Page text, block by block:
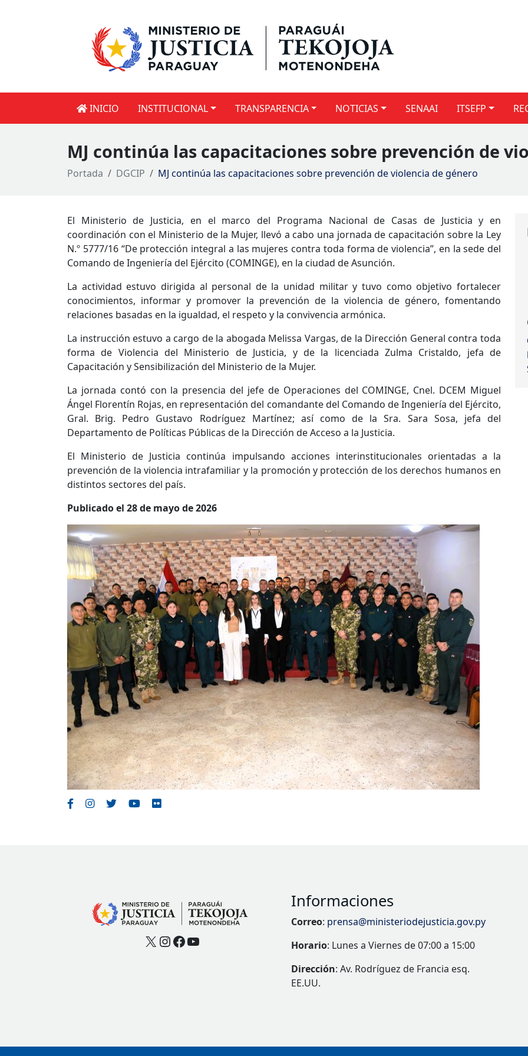
INICIO INSTITUCIONAL TRANSPARENCIA NOTICIAS SENAAI ITSEFP
MJ continúa las capacitaciones sobre prevención de
Portada DGCIP MJ continúa las capacitaciones sobre prevención de violencia de género
El Ministerio de Justicia, en el marco del Programa Nacional de Casas de Justicia y en
coordinación con el Ministerio de la Mujer, llevó a cabo una jornada de capacitación sobre la Ley
N.º 5777/16 “De protección integral a las mujeres contra toda forma de violencia”, en la sede del
Comando de Ingeniería del Ejército (COMINGE), en la ciudad de Asunción.
La actividad estuvo dirigida al personal de la unidad militar y tuvo como objetivo fortalecer
conocimientos, informar y promover la prevención de la violencia de género, fomentando
relaciones basadas en la igualdad, el respeto y la convivencia armónica.
La instrucción estuvo a cargo de la abogada Melissa Vargas, de la Dirección General contra toda
forma de Violencia del Ministerio de Justicia, y de la licenciada Zulma Cristaldo, jefa de
Capacitación y Sensibilización del Ministerio de la Mujer.
La jornada contó con la presencia del jefe de Operaciones del COMINGE, Cnel. DCEM Miguel
Ángel Florentín Rojas, en representación del comandante del Comando de Ingeniería del Ejército,
Gral. Brig. Pedro Gustavo Rodríguez Martínez; así como de la Sra. Sara Sosa, jefa del
Departamento de Políticas Públicas de la Dirección de Acceso a la Justicia.
El Ministerio de Justicia continúa impulsando acciones interinstitucionales orientadas a la
prevención de la violencia intrafamiliar y la promoción y protección de los derechos humanos en
distintos sectores del país.
Publicado el 28 de mayo de 2026
X Instagram
Facebook
YouTube
Informaciones
Correo: prensa@ministeriodejusticia.gov.py
Horario: Lunes a Viernes de 07:00 a 15:00
Dirección: Av. Rodríguez de Francia esq.
EE.UU.